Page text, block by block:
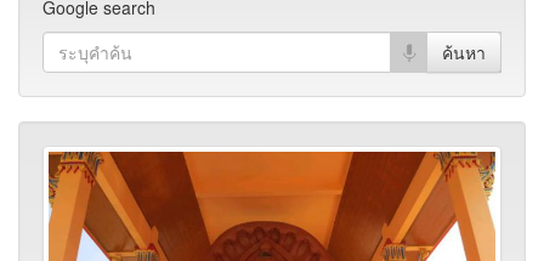
Google search